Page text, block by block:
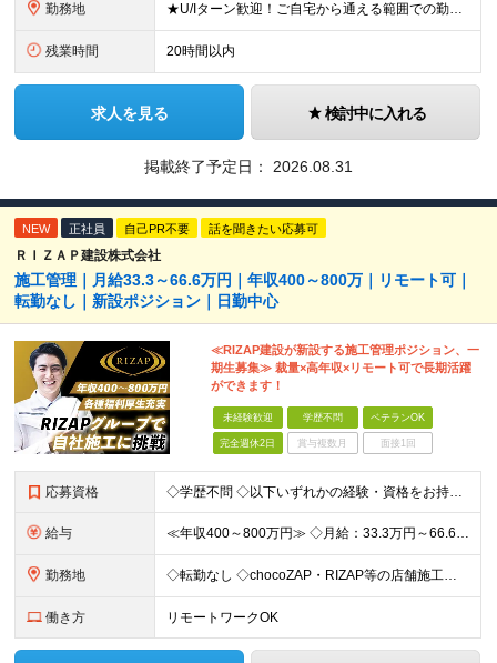
勤務地 ★U/Iターン歓迎！ご自宅から通える範囲での勤務となります ★JR西日本本社（大阪市北区）または、当社事業エリア内（北陸から北九州まで）の各支社で勤務 ※関西に本社あり※ 〈近畿エリア〉 三重県（
残業時間 20時間以内
求人を見る 検討中に入れる
掲載終了予定日： 2026.08.31
NEW 正社員 自己PR不要 話を聞きたい応募可
ＲＩＺＡＰ建設株式会社
施工管理｜月給33.3～66.6万円｜年収400～800万｜リモート可｜
転勤なし｜新設ポジション｜日勤中心
≪RIZAP建設が新設する施工管理ポジション、一
期生募集≫ 裁量×高年収×リモート可で長期活躍
ができます！
未経験歓迎 学歴不問 ベテランOK
完全週休2日 賞与複数月 面接1回
応募資格 ◇学歴不問 ◇以下いずれかの経験・資格をお持ちの方 ≪対象経験≫ ・店舗内装工事（フィットネス・飲食・物販など）の施工管理経験 ・電気/空調/給排水工事いずれかの施工管理経験（1年以上目安） ・職長
給与 ≪年収400～800万円≫ ◇月給：33.3万円～66.6万円 ◇残業代別途支給 ◇昇給年2回（実力次第でスピード昇給可能） スキル・経験に応じた評価制度 ￣￣￣￣￣￣￣￣￣￣￣￣￣ 新設チームのた
勤務地 ◇転勤なし ◇chocoZAP・RIZAP等の店舗施工を担当 ◇本社もしくは在宅での勤務になります 【本社所在地】 東京都新宿区西新宿8-17-1 住友不動産新宿グランドタワー36F 【転勤につい
働き方 リモートワークOK